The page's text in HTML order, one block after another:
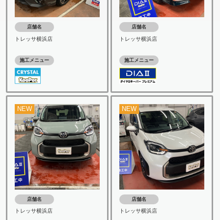
店舗名
トレッサ横浜店
施工メニュー
店舗名
トレッサ横浜店
施工メニュー
NEW
店舗名
トレッサ横浜店
NEW
店舗名
トレッサ横浜店